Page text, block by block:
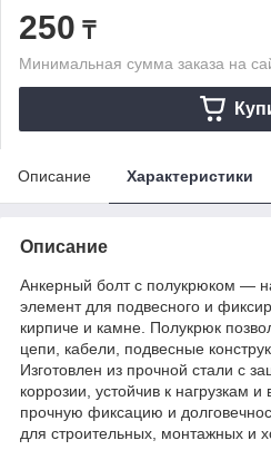
250 ₸
Минимальная сумма заказа на
Описание Характеристики
Описание
Анкерный болт с полукрюком —
элемент для подвесного и
кирпиче и камне. Полукрюк
цепи, кабели, подвесные
Изготовлен из прочной стали с
коррозии, устойчив к нагрузкам
прочную фиксацию и
для строительных, монтажных и